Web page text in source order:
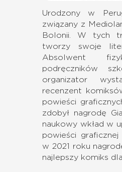
Urodzony w
związany z
Bolonii. W tych
tworzy swoje
Absolwent
podręczników
organizator
recenzent
powieści
zdobył nagrodę
naukowy wkład w
powieści graficznej
w 2021 roku
najlepszy komiks